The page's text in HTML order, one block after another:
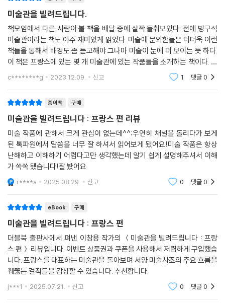
다”라는 밀레의 말은 노동을 신성시했다고 보기보다는 아무리 세상이 달
라져도 변치 않는 농부들의 애환에 대해 이야기하는 듯합니다. 어떤 이들
은 좌측 두 여인의 두건과 중앙 여인의 소매 색깔이 혁명을 상징하는 프랑
스 삼색기와 같다며 밀레가 농촌에서 혁명이 일어나길 바라는 마음으로 그
림을 그렸을 것이라는 주장을 하기도 합니다. 그래서인지 작품은 발표 이
후 사회적 혼란과 갈등을 부추기는 지독히 좌파적인 그림이라며 비난을 받
기도 했습니다.
작품이 살롱전에 출품되었을 때 비평가들은 “이 작품은 저 인부들이 깨는
돌보다 더 가치가 없다”라며 비난했습니다. 하지만 쿠르베는 친구에게 보
내는 편지에 “나는 누군가를 기쁘게 하거나 쉽게 돈을 벌기 위해 그림을 그
리고 싶지는 않네. 단 한순간이라도 원칙에서 벗어나 양심에 어긋나는 그
런 짓을 하진 않을 걸세”라며 오직 이것이 진실이고 자신이 살아가는 세상
의 진짜 모습이라 이야기합니다.
---「사실주의 서막 「오르낭의 장례식」」중에서
과연 마네는 이런 결과를 예상하지 못했던 걸까요? 그럴 리가 없죠. 에두아
르 마네는 최고의 부르주아 집안에서 태어나 귀족적인 삶을 살아왔고 당대
최고의 아카데미즘 화가에게 미술교육을 받았던 인물입니다. 다시 말해 어
떤 식으로 그림을 그려야 사람들이 좋아하고 자신이 성공할 수 있는지 정
확하게 알고 있었던 사람이죠. 그런데 도대체 왜? 마네는 논란이 될 것을
알면서도 소위 이따위의 그림을 그렸던 걸까요?
---「현대미술의 시작을 알린 「풀밭 위의 점심」」중에서
가슴에 아로새겨질 감동과 비밀스러운 이야기의 향연!
저자는 루브르 박물관과 프랑스의 주요 미술관에 전시된 작품에 관해 잘
알려진 사실과 잘 알려지지 않은 사실, 잘못 알려진 사실을 가감 없이 명쾌
하게 전달한다. 우선「모나리자」가 왜 그처럼 유명한가에 대해 그림의 구도,
스푸마토 기법, 대기 원근법, 다빈치의 해부학적 지식을 근거로 든다. 또 마
로 드러내는 작품인지 구체적인 이유를 들어 설명한다. 노블레스 오블리주
의 상징으로 불리는「칼레의 시민」을 어떻게 연출할 것인지를 놓고 로댕이
왜 그토록 깊이 고민했는지 이유를 듣고 나면 무릎을 치며 감탄할 수밖에
없다.「밀로의 비너스」에 담긴 루브르 박물관의 애국 마케팅, 완벽하게 조작
된 장면을 연출한「생베르나르 고개를 넘는 나폴레옹」에 이르면 다시 한번
문제의 작품을 되돌아보게 된다. 「메두사의 뗏목」을 통해 정권의 무능과 부
정부패를 고발한 테오도르 제리코, 우리가 잘 아는 인상파 화가들의 뒤를
부지런히 돌봐주면서도 정작 본인의 작품에 관해서는 겸손한 자세를 잃지
「만종」을 둘러싼 근거 없는 소문에 대해 저자는 몇 가지 사례를 구체적으로
언급하면서 다양한 해석이 존재하는 것이 미술 분야이긴 하지만 사실조차
확인할 수 없는 낭설은 사라져야 한다고 한탄한다.
책에는 저자가 고른 작품을 둘러싼 친절한 설명과 함께 주요 작품 이미지
도 수록됐다. 이뿐만이 아니다. 설명을 뒷받침하는 참고 작품까지 담았다.
한 편, 한 편 작품에 얽힌 이야기에 빠져들다 보면 이 작품들을 보러 반드시
프랑스에 가고야 말겠다는 결심이 선다. 한데 그럴 필요 없다. 언젠가 그럴
미술관을 빌려드립니다.
책모임에서 다른 사람이 볼 책을 배달 중에 살짝 들춰보았다. 전에 방구석
미술관이라는 책도 아주 재미있게 읽었다. 미술에 문외한들은 더더욱 이런
책들을 통해서 배경도 좀 듣고해야 그나마 미술이 눈에 더 보이는 듯 하다.
이 책은 프랑스에 있는 몇 개 미술관에 있는 작품들을 소개하는 책이다. 그
중에서도 나는 "오르셰 미술관" 부분만 집중적으로 읽어보았다. 거의 10년
c********g 2023.12.09. 신고 1 댓글0
종이책 구매
미술관을 빌려드립니다 : 프랑스 편 리뷰
미술 작품에 관해서 크게 관심이 없는데^^;우연히 채널을 돌리다가 보게
된 톡파원에서 말씀을 너무 잘 하셔서 읽어보게 됐어요!미술 작품은 항상
난해하고 이해하기 어렵다고만 생각했는데 알기 쉽게 설명해주셔서 이해
가 쏙쏙 됐습니다!잘 봤어요
r****a 2025.08.29. 신고 0 댓글0
eBook 구매
미술관을 빌려드립니다 : 프랑스 편
더블북 출판사에서 펴낸 이창용 작가의 ＜미술관을 빌려드립니다 : 프랑
스 편＞ 리뷰입니다. 이벤트 상품권과 쿠폰을 사용해서 저렴하게 구입했습
니다. 프랑스를 대표하는 미술관을 돌아보며 서양 미술사조의 주요 흐름을
꿰뚫는 걸작들을 감상할 수 있습니다. 추천합니다.
j***1 2025.07.21. 신고 0 댓글0